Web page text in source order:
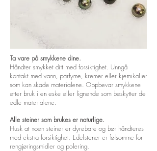
Ta vare på smykkene dine.
Håndter smykket ditt med forsiktighet. Unngå
kontakt med vann, parfyme, kremer eller kjemikalier
som kan skade materialene. Oppbevar smykkene
etter bruk i en eske eller lignende som beskytter de
edle materialene.
Alle steiner som brukes er naturlige.
Husk at noen steiner er dyrebare og bør håndteres
med ekstra forsiktighet. Edelstener er følsomme for
rengjøringsmidler og polering.